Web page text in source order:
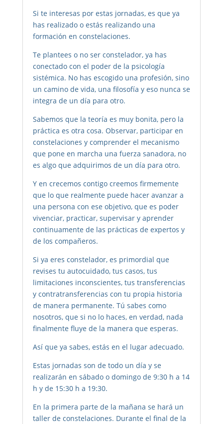
Si te interesas por estas jornadas, es que ya
has realizado o estás realizando una
formación en constelaciones.
Te plantees o no ser constelador, ya has
conectado con el poder de la psicología
sistémica. No has escogido una profesión, sino
un camino de vida, una filosofía y eso nunca se
integra de un día para otro.
Sabemos que la teoría es muy bonita, pero la
práctica es otra cosa. Observar, participar en
constelaciones y comprender el mecanismo
que pone en marcha una fuerza sanadora, no
es algo que adquirimos de un día para otro.
Y en crecemos contigo creemos firmemente
que lo que realmente puede hacer avanzar a
una persona con ese objetivo, que es poder
vivenciar, practicar, supervisar y aprender
continuamente de las prácticas de expertos y
de los compañeros.
Si ya eres constelador, es primordial que
revises tu autocuidado, tus casos, tus
limitaciones inconscientes, tus transferencias
y contratransferencias con tu propia historia
de manera permanente. Tú sabes como
nosotros, que si no lo haces, en verdad, nada
finalmente fluye de la manera que esperas.
Así que ya sabes, estás en el lugar adecuado.
Estas jornadas son de todo un día y se
realizarán en sábado o domingo de 9:30 h a 14
h y de 15:30 h a 19:30.
En la primera parte de la mañana se hará un
taller de constelaciones. Durante el final de la